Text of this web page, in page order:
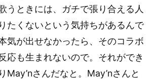
うときには、ガチで張り合える人
たくないという気持ちがあるんで
気が出せなかったら、そのコラボ
応も生まれないので。それができ
May’nさんだなと。May’nさんと